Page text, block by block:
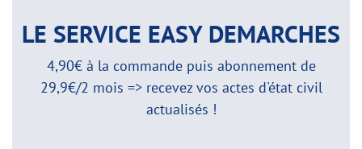
LE SERVICE EASY DEMARCHES
4,90€ à la commande puis abonnement de
29,9€/2 mois => recevez vos actes d'état civil
actualisés !